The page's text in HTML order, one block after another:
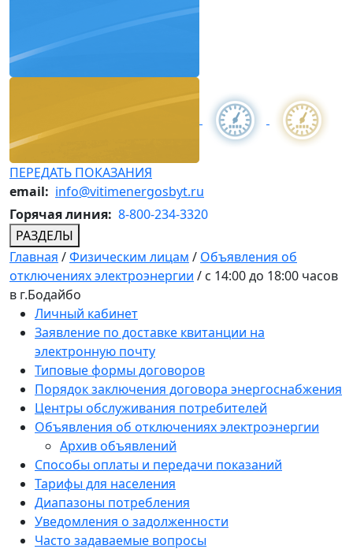
ПЕРЕДАТЬ ПОКАЗАНИЯ
email: info@vitimenergosbyt.ru
Горячая линия: 8-800-234-3320
РАЗДЕЛЫ
Главная /Физическим лицам / Объявления об
отключениях электроэнергии / с 14:00 до 18:00 часов
в г.Бодайбо
Личный кабинет
Заявление по доставке квитанции на
электронную почту
Типовые формы договоров
Порядок заключения договора энергоснабжения
Центры обслуживания потребителей
Объявления об отключениях электроэнергии
Архив объявлений
Способы оплаты и передачи показаний
Тарифы для населения
Диапазоны потребления
Уведомления о задолженности
Часто задаваемые вопросы